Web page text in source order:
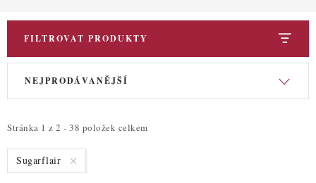
POCHUTINY
FILTROVAT PRODUKTY
V
i
s
p
Stránka 1 z 2 - 38 položek celkem
Ř
e
n
í
NEJPRODÁVANĚJŠÍ
Sugarflair